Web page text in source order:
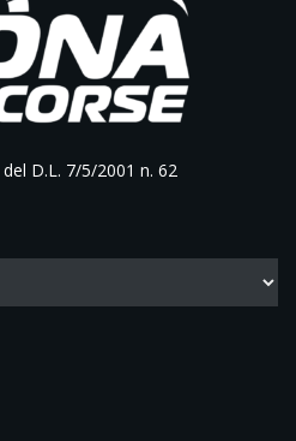
D.L. 7/5/2001 n. 62